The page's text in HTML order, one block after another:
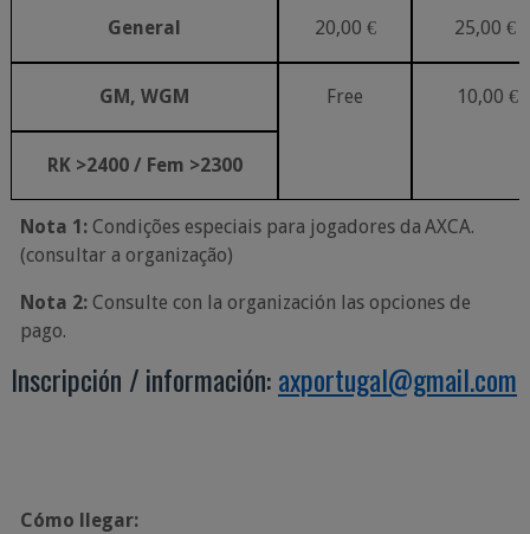
General 20,00 € 25,00 €
GM, WGM Free 10,00 €
RK >2400 / Fem >2300
Nota 1: Condições especiais para jogadores da AXCA.
(consultar a organização)
Nota 2: Consulte con la organización las opciones de
pago.
Inscripción /información:axportugal@gmail.com
Cómo llegar: